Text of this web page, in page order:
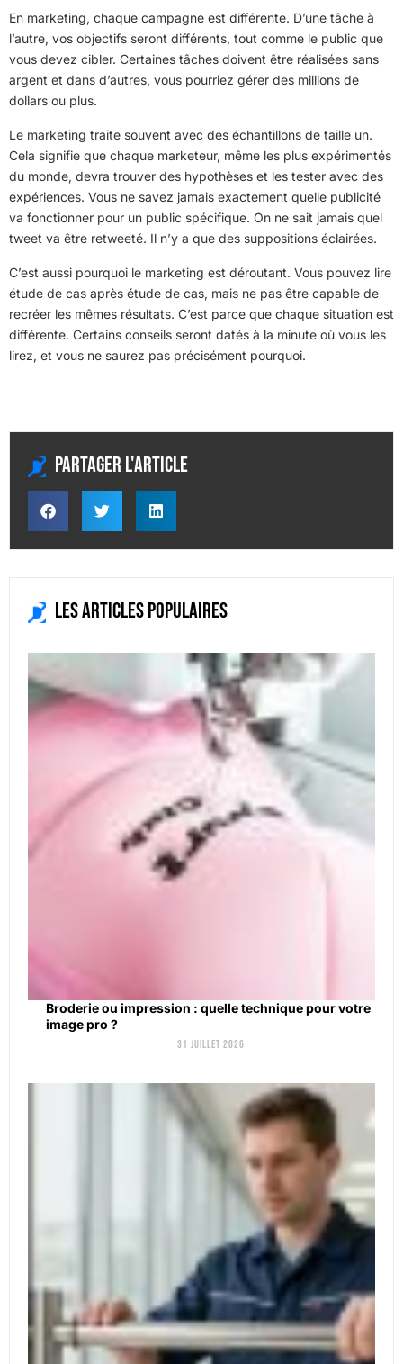
En marketing, chaque campagne est différente. D’une tâche à
l’autre, vos objectifs seront différents, tout comme le public que
vous devez cibler. Certaines tâches doivent être réalisées sans
argent et dans d’autres, vous pourriez gérer des millions de
dollars ou plus.
Le marketing traite souvent avec des échantillons de taille un.
Cela signifie que chaque marketeur, même les plus expérimentés
du monde, devra trouver des hypothèses et les tester avec des
expériences. Vous ne savez jamais exactement quelle publicité
va fonctionner pour un public spécifique. On ne sait jamais quel
tweet va être retweeté. Il n’y a que des suppositions éclairées.
C’est aussi pourquoi le marketing est déroutant. Vous pouvez lire
étude de cas après étude de cas, mais ne pas être capable de
recréer les mêmes résultats. C’est parce que chaque situation est
différente. Certains conseils seront datés à la minute où vous les
lirez, et vous ne saurez pas précisément pourquoi.
Partager l'article
Les articles populaires
Broderie ou impression : quelle technique pour votre
image pro ?
31 juillet 2026